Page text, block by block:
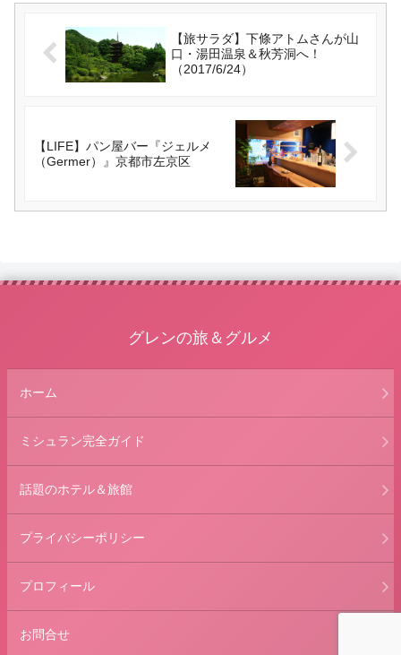
【旅サラダ】下條アトムさんが山
口・湯田温泉＆秋芳洞へ！
（2017/6/24）
【LIFE】パン屋バー『ジェルメ
（Germer）』京都市左京区
グレンの旅＆グルメ
ホーム
ミシュラン完全ガイド
話題のホテル＆旅館
プライバシーポリシー
プロフィール
お問合せ